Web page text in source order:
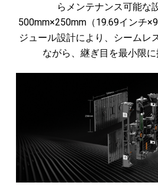
らメンテナンス可能な
500mm×250mm（19.69インチ
ジュール設計により、シームレ
ながら、継ぎ目を最小限に